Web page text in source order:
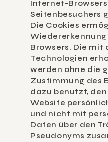
Internet-Browsers
Seitenbesuchers
Die Cookies
Browsers. Die mit
Technologien
werden ohne die
Zustimmung des
dazu benutzt,
Website
und nicht mit
Daten über den
Pseudonyms